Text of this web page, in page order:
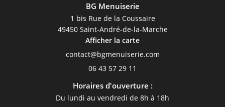
BG Menuiserie
1 bis Rue de la Coussaire
49450 Saint-André-de-la-Marche
Afficher la carte
06 43 57 29 11
Horaires d'ouverture :
Du lundi au vendredi de 8h à 18h